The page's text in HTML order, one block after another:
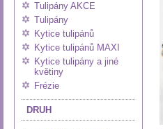
Tulipány AKCE
Tulipány
Kytice tulipánů
Kytice tulipánů MAXI
Kytice tulipány a jiné
květiny
Frézie
DRUH